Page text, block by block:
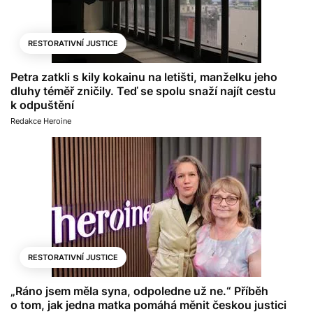
RESTORATIVNÍ JUSTICE
Petra zatkli s kily kokainu na letišti, manželku jeho
dluhy téměř zničily. Teď se spolu snaží najít cestu
k odpuštění
Redakce Heroine
RESTORATIVNÍ JUSTICE
„Ráno jsem měla syna, odpoledne už ne.“ Příběh
o tom, jak jedna matka pomáhá měnit českou justici